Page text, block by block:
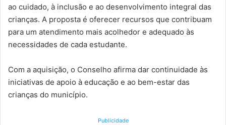
ao cuidado, à inclusão e ao desenvolvimento integral das
crianças. A proposta é oferecer recursos que contribuam
para um atendimento mais acolhedor e adequado às
necessidades de cada estudante.
Com a aquisição, o Conselho afirma dar continuidade às
iniciativas de apoio à educação e ao bem-estar das
crianças do município.
Publicidade